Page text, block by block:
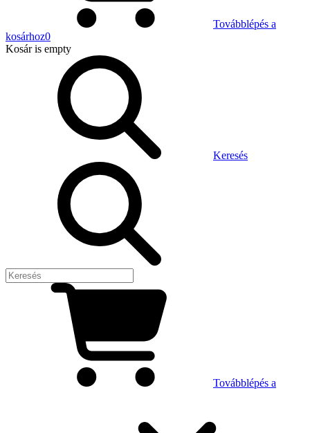
Továbblépés a
kosárhoz0
Kosáris empty
Keresés
Továbblépés a